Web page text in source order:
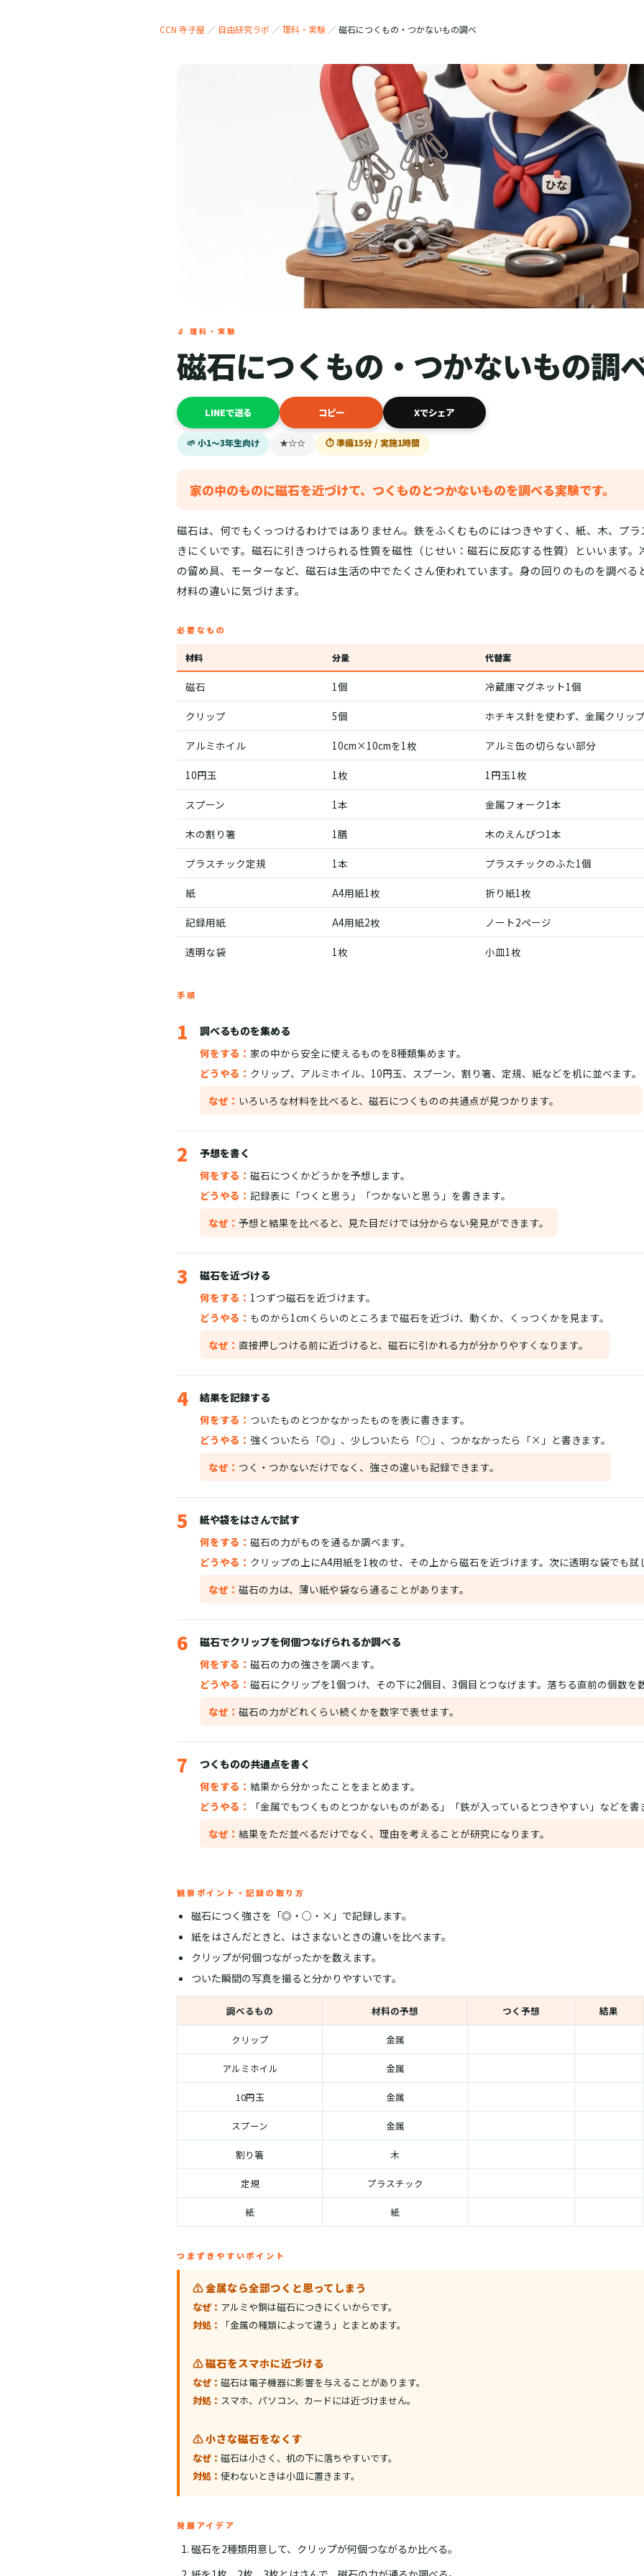
CCN 寺子屋 ／ 自由研究ラボ ／理科・実験 ／磁石につくもの・つかないもの調べ
🔬 理科・実験
磁石につくもの・つかないもの調
LINEで送る コピー Xでシェア
🌱 小1〜3年生向け ★☆☆ ⏱ 準備15分 / 実施1時間
家の中のものに磁石を近づけて、つくものとつかないものを調べる実験です。
磁石は、何でもくっつけるわけではありません。鉄をふくむものにはつきやすく、紙、木、プ
きにくいです。磁石に引きつけられる性質を磁性（じせい：磁石に反応する性質）といいます
の留め具、モーターなど、磁石は生活の中でたくさん使われています。身の回りのものを調べ
材料の違いに気づけます。
必要なもの
材料 分量 代替案
磁石 1個 冷蔵庫マグネット1個
クリップ 5個 ホチキス針を使わず、金属クリッ
アルミホイル 10cm×10cmを1枚 アルミ缶の切らない部分
10円玉 1枚 1円玉1枚
スプーン 1本 金属フォーク1本
木の割り箸 1膳 木のえんぴつ1本
プラスチック定規 1本 プラスチックのふた1個
紙 A4用紙1枚 折り紙1枚
記録用紙 A4用紙2枚 ノート2ページ
透明な袋 1枚 小皿1枚
手順
1
調べるものを集める
何をする： 家の中から安全に使えるものを8種類集めます。
どうやる： クリップ、アルミホイル、10円玉、スプーン、割り箸、定規、紙などを机に並べます。
なぜ： いろいろな材料を比べると、磁石につくものの共通点が見つかります。
2
予想を書く
何をする： 磁石につくかどうかを予想します。
どうやる： 記録表に「つくと思う」「つかないと思う」を書きます。
なぜ： 予想と結果を比べると、見た目だけでは分からない発見ができます。
3
磁石を近づける
何をする： 1つずつ磁石を近づけます。
どうやる： ものから1cmくらいのところまで磁石を近づけ、動くか、くっつくかを見ます。
なぜ： 直接押しつける前に近づけると、磁石に引かれる力が分かりやすくなります。
4
結果を記録する
何をする： ついたものとつかなかったものを表に書きます。
どうやる： 強くついたら「◎」、少しついたら「○」、つかなかったら「×」と書きます。
なぜ： つく・つかないだけでなく、強さの違いも記録できます。
5
紙や袋をはさんで試す
何をする： 磁石の力がものを通るか調べます。
どうやる： クリップの上にA4用紙を1枚のせ、その上から磁石を近づけます。次に透明な袋でも試
なぜ： 磁石の力は、薄い紙や袋なら通ることがあります。
6
磁石でクリップを何個つなげられるか調べる
何をする： 磁石の力の強さを調べます。
どうやる： 磁石にクリップを1個つけ、その下に2個目、3個目とつなげます。落ちる直前の個数を
なぜ： 磁石の力がどれくらい続くかを数字で表せます。
7
つくものの共通点を書く
何をする： 結果から分かったことをまとめます。
どうやる：
「金属でもつくものとつかないものがある」「鉄が入っているとつきやすい」などを書
なぜ： 結果をただ並べるだけでなく、理由を考えることが研究になります。
観察ポイント・記録の取り方
磁石につく強さを「◎・○・×」で記録します。
紙をはさんだときと、はさまないときの違いを比べます。
クリップが何個つながったかを数えます。
ついた瞬間の写真を撮ると分かりやすいです。
調べるもの 材料の予想 つく予想 結果
クリップ 金属
アルミホイル 金属
10円玉 金属
スプーン 金属
割り箸 木
定規 プラスチック
紙 紙
つまずきやすいポイント
⚠️ 金属なら全部つくと思ってしまう
なぜ： アルミや銅は磁石につきにくいからです。
対処：
「金属の種類によって違う」とまとめます。
⚠️ 磁石をスマホに近づける
なぜ： 磁石は電子機器に影響を与えることがあります。
対処： スマホ、パソコン、カードには近づけません。
⚠️ 小さな磁石をなくす
なぜ： 磁石は小さく、机の下に落ちやすいです。
対処： 使わないときは小皿に置きます。
発展アイデア
磁石を2種類用意して、クリップが何個つながるか比べる。